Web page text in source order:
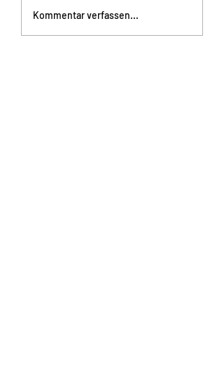
Kommentar verfassen...